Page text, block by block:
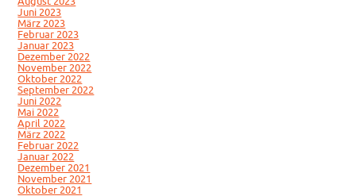
Juni 2023
März 2023
Februar 2023
Januar 2023
Dezember 2022
November 2022
Oktober 2022
September 2022
Juni 2022
Mai 2022
April 2022
März 2022
Februar 2022
Januar 2022
Dezember 2021
November 2021
Oktober 2021